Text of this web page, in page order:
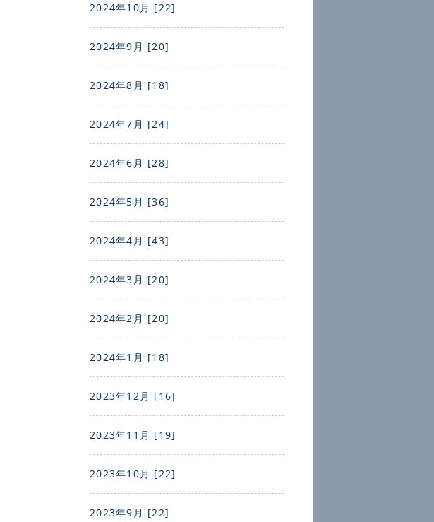
2024年10月 [22]
2024年9月 [20]
2024年8月 [18]
2024年7月 [24]
2024年6月 [28]
2024年5月 [36]
2024年4月 [43]
2024年3月 [20]
2024年2月 [20]
2024年1月 [18]
2023年12月 [16]
2023年11月 [19]
2023年10月 [22]
2023年9月 [22]